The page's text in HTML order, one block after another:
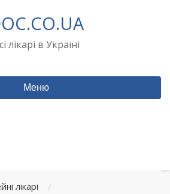
лікарі в Україні
Меню
лікарі
/